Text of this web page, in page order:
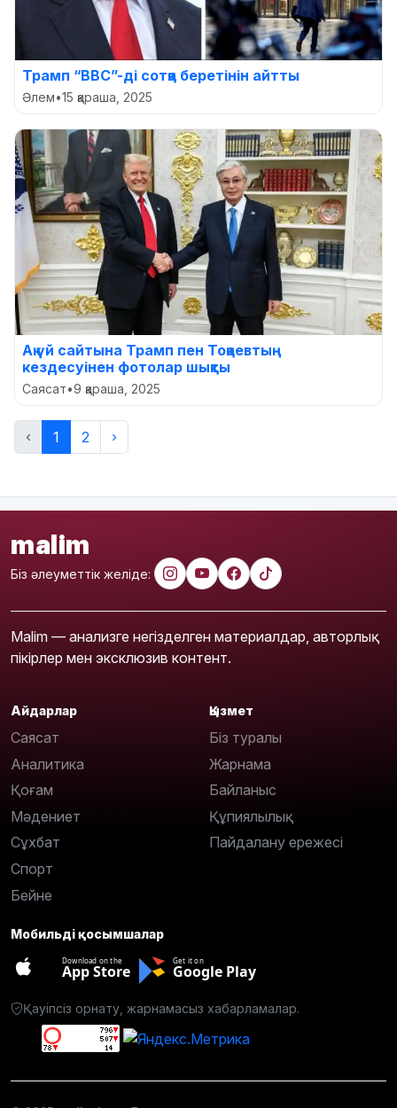
Трамп “BBC”-ді сотқа беретінін айтты
Әлем•15 қараша, 2025
Ақ үй сайтына Трамп пен Тоқаевтың
кездесуінен фотолар шықты
Саясат•9 қараша, 2025
‹ 1 2 ›
malim
Біз әлеуметтік желіде:
Malim — анализге негізделген материалдар, авторлық
пікірлер мен эксклюзив контент.
Айдарлар
Саясат
Аналитика
Қоғам
Мәдениет
Сұхбат
Спорт
Бейне
Қызмет
Біз туралы
Жарнама
Байланыс
Құпиялылық
Пайдалану ережесі
Мобильді қосымшалар
Download on the
App Store
Get it on
Google Play
Қауіпсіз орнату, жарнамасыз хабарламалар.